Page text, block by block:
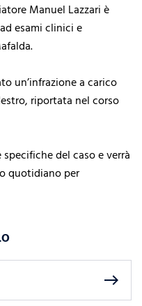
Manuel Lazzari è
esami clinici e
un’infrazione a carico
riportata nel corso
del caso e verrà
quotidiano per
east